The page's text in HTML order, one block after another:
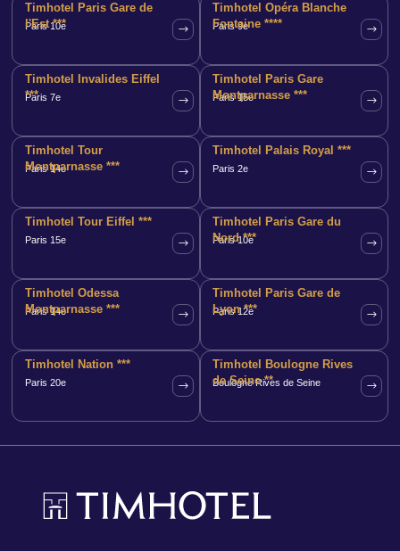
Timhotel Paris Gare de
l'Est ***
Paris 10e
Timhotel Opéra Blanche
Fontaine ****
Paris 9e
Timhotel Invalides Eiffel
***
Paris 7e
Timhotel Paris Gare
Montparnasse ***
Paris 15e
Timhotel Tour
Montparnasse ***
Paris 14e
Timhotel Palais Royal ***
Paris 2e
Timhotel Tour Eiffel ***
Paris 15e
Timhotel Paris Gare du
Nord ***
Paris 10e
Timhotel Odessa
Montparnasse ***
Paris 14e
Timhotel Paris Gare de
Lyon ***
Paris 12e
Timhotel Nation ***
Paris 20e
Timhotel Boulogne Rives
de Seine **
Boulogne Rives de Seine